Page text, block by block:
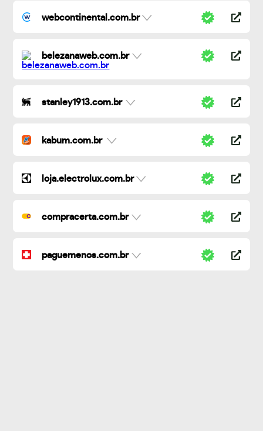
webcontinental.com.br
belezanaweb.com.br
stanley1913.com.br
kabum.com.br
loja.electrolux.com.br
compracerta.com.br
paguemenos.com.br